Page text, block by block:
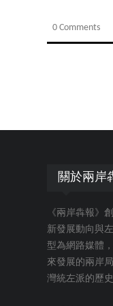
0 Comments
關於兩岸
《兩岸犇報》
新發展動向與
型為網路媒體
來發展的兩岸
灣統左派的歷史